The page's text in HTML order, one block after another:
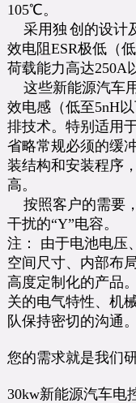
105℃。
采用独 创的设计
效电阻ESR极低（
荷载能力高达250A
这些新能源汽车
效电感（低至5nH
排技术。特别适用
省略常规必须的缓
装结构和安装程序
高。
按照客户的需要
干扰的“Y”电容。
注： 由于电池电压
空间尺寸、内部布
高度定制化的产品
关的电气特性、机
队保持密切的沟通。
您的需求就是我们
30kw新能源汽车电